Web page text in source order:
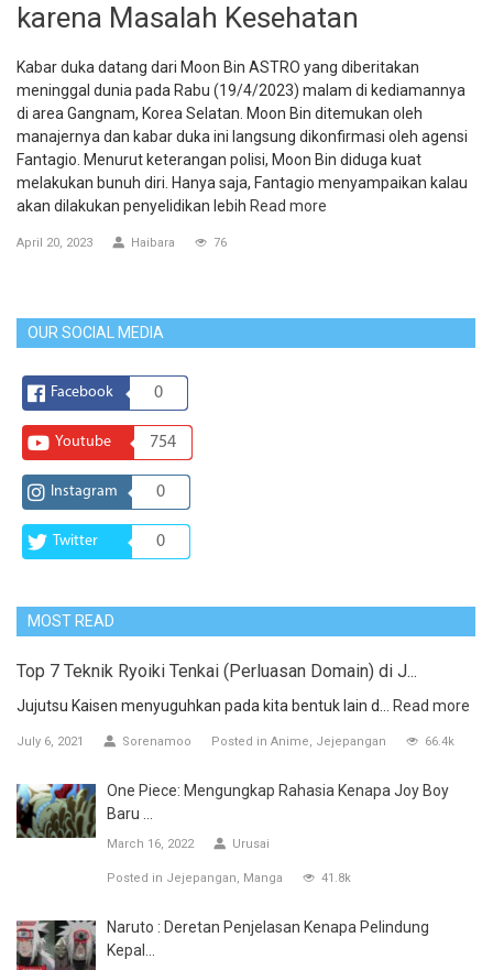
karena Masalah Kesehatan
Kabar duka datang dari Moon Bin ASTRO yang diberitakan
meninggal dunia pada Rabu (19/4/2023) malam di kediamannya
di area Gangnam, Korea Selatan. Moon Bin ditemukan oleh
manajernya dan kabar duka ini langsung dikonfirmasi oleh agensi
Fantagio. Menurut keterangan polisi, Moon Bin diduga kuat
melakukan bunuh diri. Hanya saja, Fantagio menyampaikan kalau
akan dilakukan penyelidikan lebih Read more
April 20, 2023 Haibara 76
OUR SOCIAL MEDIA
Facebook 0
Youtube 754
Instagram 0
Twitter 0
MOST READ
Top 7 Teknik Ryoiki Tenkai (Perluasan Domain) di J...
Jujutsu Kaisen menyuguhkan pada kita bentuk lain d... Read more
July 6, 2021 Sorenamoo Posted in Anime Jejepangan 66.4k
One Piece: Mengungkap Rahasia Kenapa Joy Boy
Baru ...
March 16, 2022 Urusai
Posted in Jejepangan Manga 41.8k
Naruto : Deretan Penjelasan Kenapa Pelindung
Kepal...